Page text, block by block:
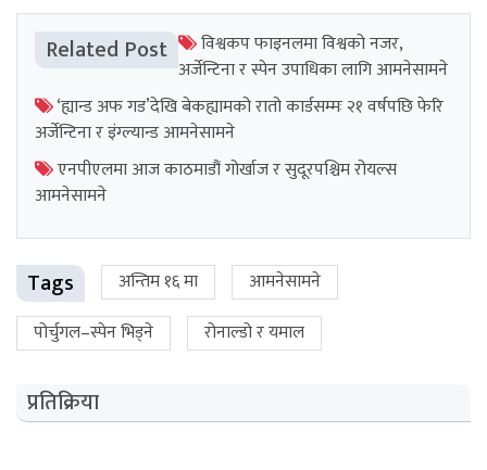
Related Post
विश्वकप फाइनलमा विश्वको नजर,
अर्जेन्टिना र स्पेन उपाधिका लागि आमनेसामने
‘ह्यान्ड अफ गड’देखि बेकह्यामको रातो कार्डसम्मः २१ वर्षपछि फेरि
अर्जेन्टिना र इंग्ल्यान्ड आमनेसामने
एनपीएलमा आज काठमाडौं गोर्खाज र सुदूरपश्चिम रोयल्स
आमनेसामने
Tags अन्तिम १६ मा
आमनेसामने
पोर्चुगल–स्पेन भिड्ने
रोनाल्डो र यमाल
प्रतिक्रिया